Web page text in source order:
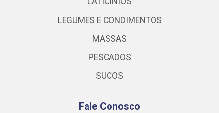
LEGUMES E CONDIMENTOS
MASSAS
PESCADOS
SUCOS
Fale Conosco